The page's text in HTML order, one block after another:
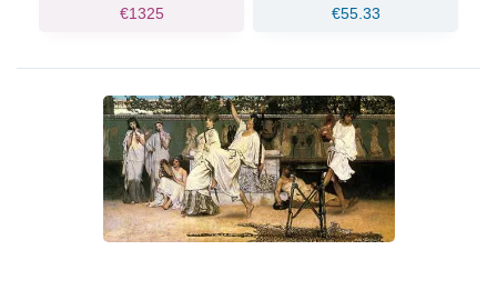
€1325
€55.33